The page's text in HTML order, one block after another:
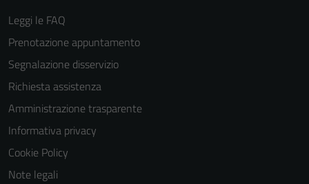
Leggi le FAQ
Prenotazione appuntamento
Segnalazione disservizio
Richiesta assistenza
Amministrazione trasparente
Informativa privacy
Cookie Policy
Note legali